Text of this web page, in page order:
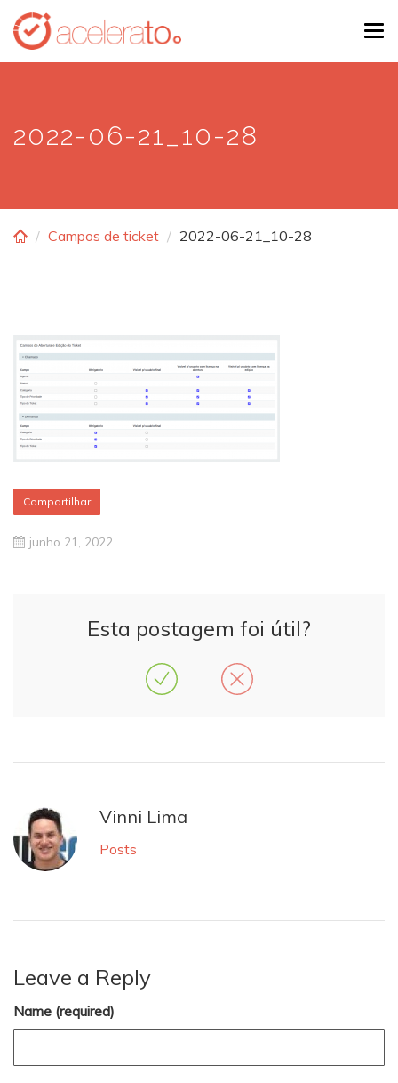
Skip
main
2022-06-21_10-28
Campos de ticket 2022-06-21_10-28
Compartilhar
junho 21, 2022
Esta postagem foi útil?
Vinni Lima
Posts
Leave a Reply
Name (required)